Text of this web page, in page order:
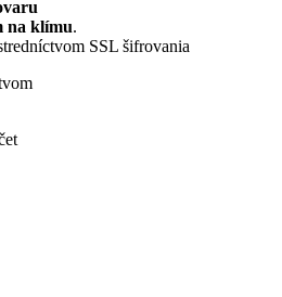
na klímu.
SSL šifrovania